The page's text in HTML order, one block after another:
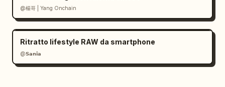
@楊哥 | Yang Onchain
Ritratto lifestyle RAW da smartphone
@𝗦𝗮𝗻𝗶𝗮